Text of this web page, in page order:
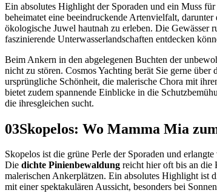
Ein absolutes Highlight der Sporaden und ein Muss
beheimatet eine beeindruckende Artenvielfalt,
ökologische Juwel hautnah zu erleben. Die Gewässer
faszinierende Unterwasserlandschaften entdecken
Beim Ankern in den abgelegenen Buchten der
nicht zu stören. Cosmos Yachting berät Sie gerne
ursprüngliche Schönheit, die malerische Chora mit
bietet zudem spannende Einblicke in die
die ihresgleichen sucht.
03Skopelos: Wo Mamma Mia
Skopelos ist die grüne Perle der Sporaden und
Die dichte Pinienbewaldung reicht hier oft bis an die
malerischen Ankerplätzen. Ein absolutes Highlight ist
mit einer spektakulären Aussicht, besonders bei